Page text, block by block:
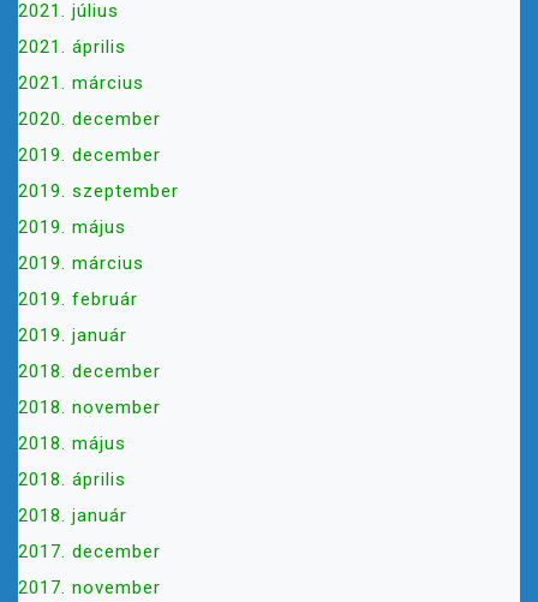
2021. július
2021. április
2021. március
2020. december
2019. december
2019. szeptember
2019. május
2019. március
2019. február
2019. január
2018. december
2018. november
2018. május
2018. április
2018. január
2017. december
2017. november